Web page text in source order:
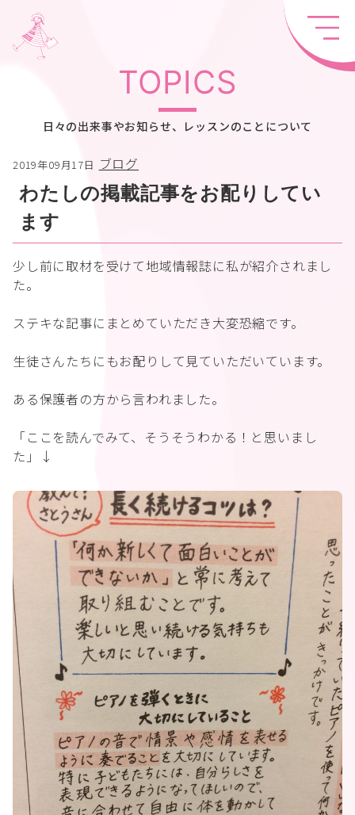
TOPICS
日々の出来事やお知らせ、レッスンのことについて
2019年09月17日 ブログ
わたしの掲載記事をお配りしてい
ます
少し前に取材を受けて地域情報誌に私が紹介されまし
た。
ステキな記事にまとめていただき大変恐縮です。
生徒さんたちにもお配りして見ていただいています。
ある保護者の方から言われました。
「ここを読んでみて、そうそうわかる！と思いまし
た」↓